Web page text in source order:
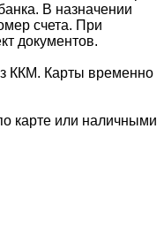
В назначении
счета. При
документов.
ККМ. Карты временно
карте или наличными